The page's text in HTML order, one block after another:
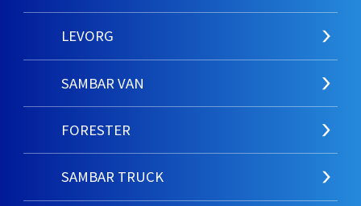
LEVORG
SAMBAR VAN
FORESTER
SAMBAR TRUCK